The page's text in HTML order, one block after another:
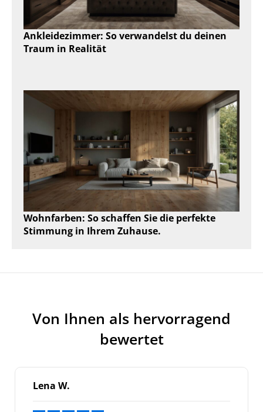
Ankleidezimmer: So verwandelst du deinen
Traum in Realität
Wohnfarben: So schaffen Sie die perfekte
Stimmung in Ihrem Zuhause.
Von Ihnen als hervorragend
bewertet
Lena W.